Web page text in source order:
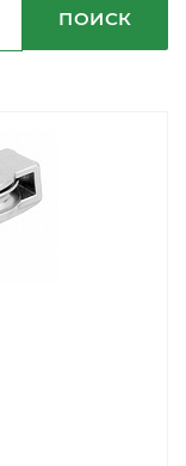
ПОИСК